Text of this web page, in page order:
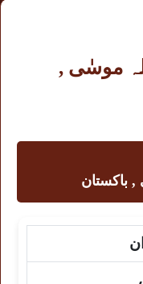
موسٰی ,
باكستان